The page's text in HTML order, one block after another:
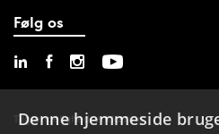
Følg os
Tilgængelighedserklæring
Denne hjemmeside